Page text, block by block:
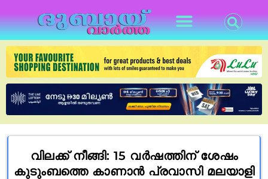
വിലക്ക് നീങ്ങി: 15 വർഷത്തിന് ശേഷം
കുടുംബത്തെ കാണാൻ പ്രവാസി മലയാളി